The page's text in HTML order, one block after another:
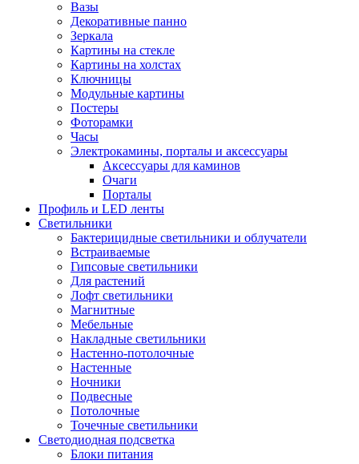
Вазы
Декоративные панно
Зеркала
Картины на стекле
Картины на холстах
Ключницы
Модульные картины
Постеры
Фоторамки
Часы
Электрокамины, порталы и аксессуары
Аксессуары для каминов
Очаги
Порталы
Профиль и LED ленты
Светильники
Бактерицидные светильники и облучатели
Встраиваемые
Гипсовые светильники
Для растений
Лофт светильники
Магнитные
Мебельные
Накладные светильники
Настенно-потолочные
Настенные
Ночники
Подвесные
Потолочные
Точечные светильники
Светодиодная подсветка
Блоки питания